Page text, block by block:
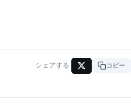
シェアする URLコピー